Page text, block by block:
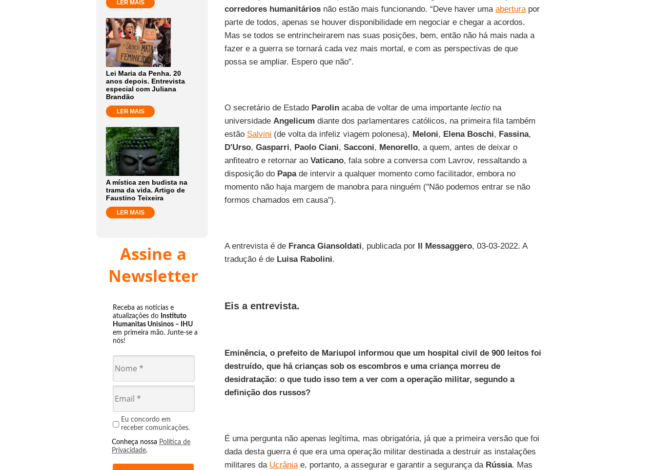
LER MAIS
Lei Maria da Penha. 20
anos depois. Entrevista
especial com Juliana
Brandão
LER MAIS
A mística zen budista na
trama da vida. Artigo de
Faustino Teixeira
LER MAIS
Assine a
Newsletter
Receba as notícias e
atualizações do Instituto
Humanitas Unisinos – IHU
em primeira mão. Junte-se a
nós!
Eu concordo em
receber comunicações.
Conheça nossa Política de
Privacidade.
corredores humanitáriosnão estão mais funcionando. “Deve haver uma aberturapor
parte de todos, apenas se houver disponibilidade em negociar e chegar a acordos.
Mas se todos se entrincheirarem nas suas posições, bem, então não há mais nada a
fazer e a guerra se tornará cada vez mais mortal, e com as perspectivas de que
possa se ampliar. Espero que não".
O secretário de Estado Parolinacaba de voltar de uma importante lectiona
universidade Angelicum diante dos parlamentares católicos, na primeira fila também
estão Salvini (de volta da infeliz viagem polonesa), Meloni, Elena Boschi, Fassina,
D'Urso, Gasparri, Paolo Ciani, Sacconi, Menorello, a quem, antes de deixar o
anfiteatro e retornar ao Vaticano, fala sobre a conversa com Lavrov, ressaltando a
disposição do Papade intervir a qualquer momento como facilitador, embora no
momento não haja margem de manobra para ninguém ("Não podemos entrar se não
formos chamados em causa").
A entrevista é de Franca Giansoldati, publicada por Il Messaggero, 03-03-2022. A
tradução é de Luisa Rabolini.
Eis a entrevista.
Eminência, o prefeito de Mariupol informou que um hospital civil de 900 leitos foi
destruído, que há crianças sob os escombros e uma criança morreu de
desidratação: o que tudo isso tem a ver com a operação militar, segundo a
definição dos russos?
É uma pergunta não apenas legítima, mas obrigatória, já que a primeira versão que foi
dada desta guerra é que era uma operação militar destinada a destruir as instalações
militares da Ucrâniae, portanto, a assegurar e garantir a segurança da Rússia. Mas